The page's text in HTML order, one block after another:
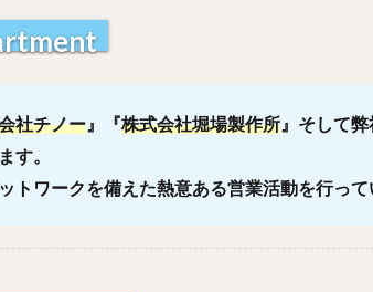
社チノー 』『株式会社堀場製作所 』そして
す。
ワークを備えた熱意ある営業活動を行って